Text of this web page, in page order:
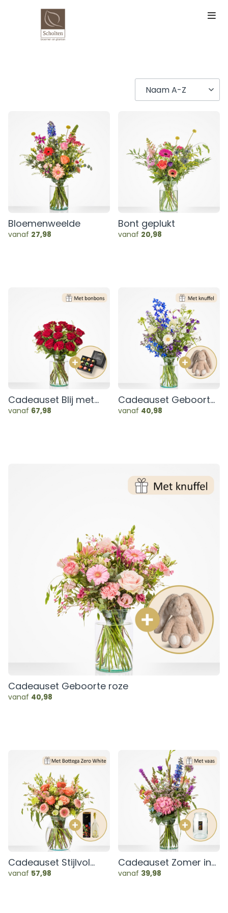
Bloemenweelde
vanaf 27,98
Bont geplukt
vanaf 20,98
Cadeauset Blij met
jou
vanaf 67,98
Cadeauset Geboorte
blauw
vanaf 40,98
Cadeauset Geboorte roze
vanaf 40,98
Cadeauset Stijlvol
genieten
vanaf 57,98
Cadeauset Zomer in
je vaas
vanaf 39,98